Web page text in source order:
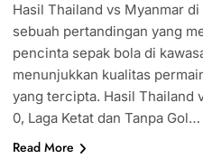
Hasil Thailand vs Myanmar
sebuah pertandingan yang
pencinta sepak bola di
menunjukkan kualitas
yang tercipta. Hasil Thailand
0, Laga Ketat dan Tanpa Gol…
Read More